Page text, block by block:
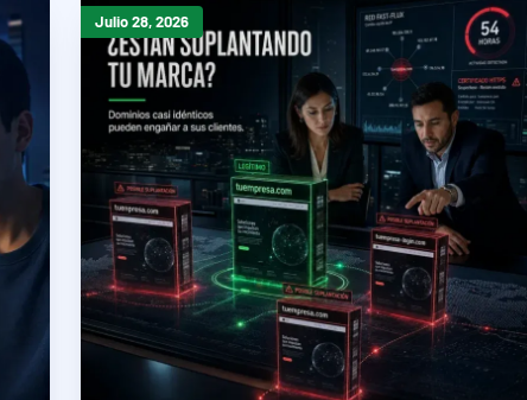
Julio 28, 2026